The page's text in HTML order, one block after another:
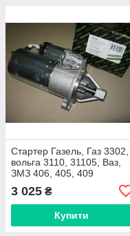
Стартер Газель, Газ 3302,
вольга 3110, 31105, Ваз,
ЗМЗ 406, 405, 409
Словенія)
3 025 ₴
Купити